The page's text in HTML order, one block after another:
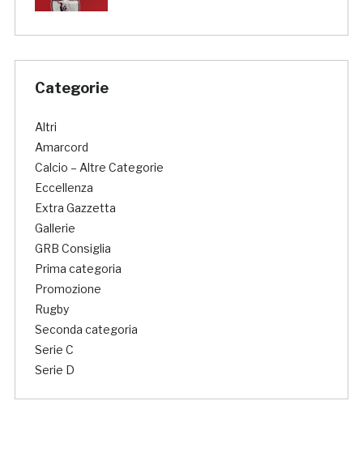
Categorie
Altri
Amarcord
Calcio – Altre Categorie
Eccellenza
Extra Gazzetta
Gallerie
GRB Consiglia
Prima categoria
Promozione
Rugby
Seconda categoria
Serie C
Serie D